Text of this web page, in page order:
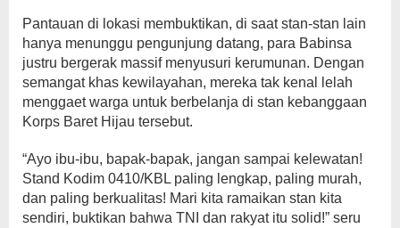
Pantauan di lokasi membuktikan, di saat stan-stan lain
hanya menunggu pengunjung datang, para Babinsa
justru bergerak massif menyusuri kerumunan. Dengan
semangat khas kewilayahan, mereka tak kenal lelah
menggaet warga untuk berbelanja di stan kebanggaan
Korps Baret Hijau tersebut.
“Ayo ibu-ibu, bapak-bapak, jangan sampai kelewatan!
Stand Kodim 0410/KBL paling lengkap, paling murah,
dan paling berkualitas! Mari kita ramaikan stan kita
sendiri, buktikan bahwa TNI dan rakyat itu solid!” seru